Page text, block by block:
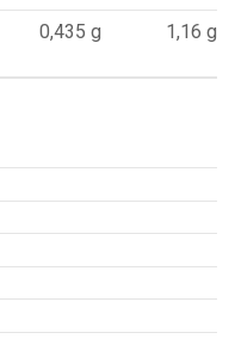
0,435 g 1,16 g